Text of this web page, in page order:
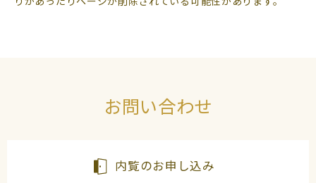
お問い合わせ
内覧のお申し込み